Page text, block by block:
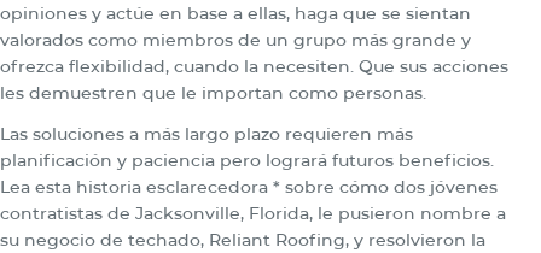
opiniones y actúe en base a ellas, haga que se sientan
valorados como miembros de un grupo más grande y
ofrezca flexibilidad, cuando la necesiten. Que sus acciones
les demuestren que le importan como personas.
Las soluciones a más largo plazo requieren más
planificación y paciencia pero logrará futuros beneficios.
Lea esta historia esclarecedora * sobre cómo dos jóvenes
contratistas de Jacksonville, Florida, le pusieron nombre a
su negocio de techado, Reliant Roofing, y resolvieron la